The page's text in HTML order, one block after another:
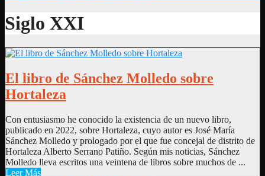
Siglo XXI
El libro de Sánchez Molledo sobre
Hortaleza
Con entusiasmo he conocido la existencia de un nuevo libro,
publicado en 2022, sobre Hortaleza, cuyo autor es José María
Sánchez Molledo y prologado por el que fue concejal de distrito de
Hortaleza Alberto Serrano Patiño. Según mis noticias, Sánchez
Molledo lleva escritos una veintena de libros sobre muchos de ...
Leer Más